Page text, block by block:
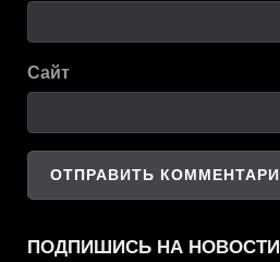
Сайт
ПОДПИШИСЬ НА НОВОСТИ